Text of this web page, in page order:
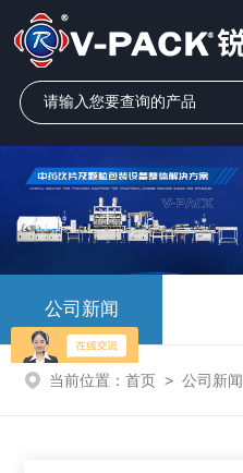
公司新闻
当前位置： 首页 > 公司新闻